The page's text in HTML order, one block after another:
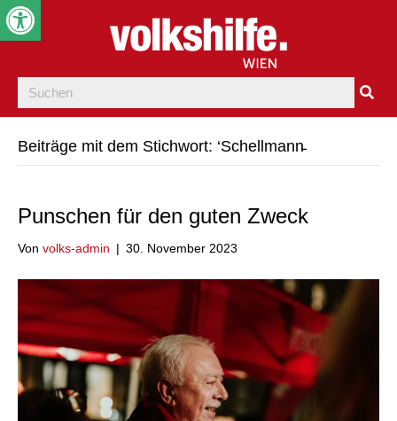
Beiträge mit dem Stichwort: ‘Schellmann̵
Punschen für den guten Zweck
Von volks-admin | 30. November 2023